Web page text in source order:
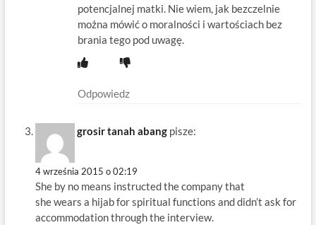
potencjalnej matki. Nie wiem, jak bezczelnie
można mówić o moralności i wartościach bez
brania tego pod uwagę.
Odpowiedz
grosir tanah abang pisze:
4 września 2015 o 02:19
She by no means instructed the company that
she wears a hijab for spiritual functions and didn’t ask for
accommodation through the interview.